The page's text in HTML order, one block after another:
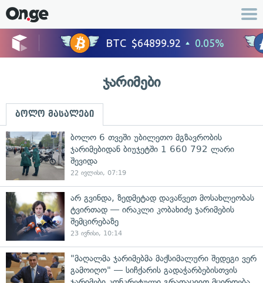
ჯარიმები
ბოლო მასალები
ბოლო 6 თვეში უბილეთო მგზავრობის
ჯარიმებიდან ბიუჯეტში 1 660 792 ლარი
შევიდა
22 ივლისი, 07:19
არ გვინდა, ზედმეტად დავაწვეთ მოსახლეობას
ტვირთად — ირაკლი კობახიძე ჯარიმების
შემცირებაზე
23 ივნისი, 10:14
"მაღალმა ჯარიმებმა მაქსიმალური შედეგი ვერ
გამოიღო" — სიჩქარის გადაჭარბებისთვის